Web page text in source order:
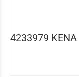
4233979 ΚΕΝΑ